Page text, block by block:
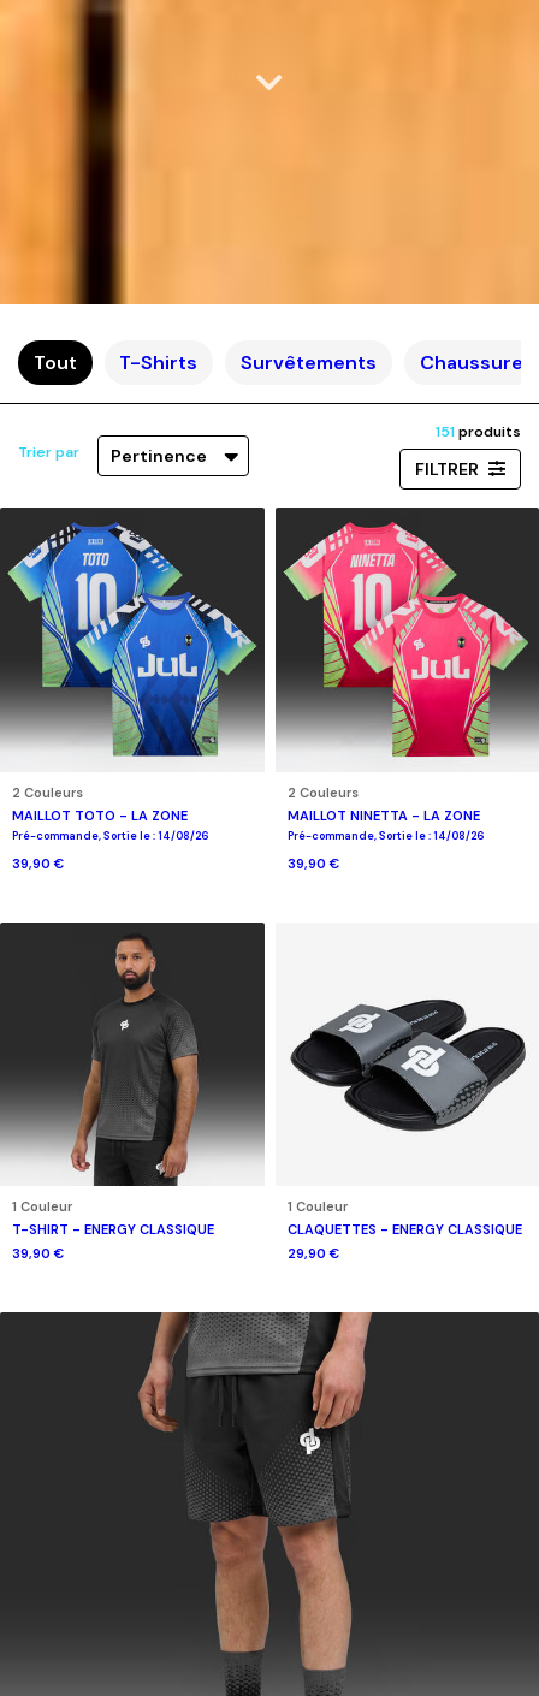
Tout T-Shirts Survêtements
Trier par Pertinence
151produits
FILTRER
2 Couleurs
MAILLOT TOTO - LA ZONE
Pré-commande, Sortie le : 14/08/26
39,90 €
2 Couleurs
MAILLOT NINETTA - LA ZONE
Pré-commande, Sortie le : 14/08/26
39,90 €
1 Couleur
T-SHIRT - ENERGY CLASSIQUE
39,90 €
1 Couleur
CLAQUETTES - ENERGY CLASSIQUE
29,90 €